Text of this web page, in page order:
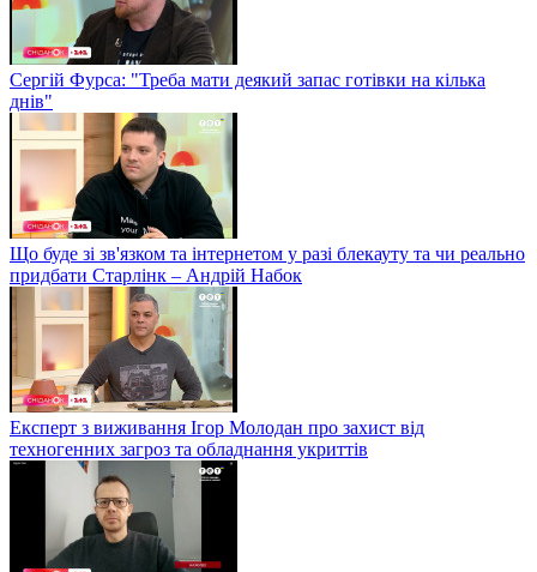
Сергій Фурса: "Треба мати деякий запас готівки на кілька
днів"
Що буде зі зв'язком та інтернетом у разі блекауту та чи реально
придбати Старлінк – Андрій Набок
Експерт з виживання Ігор Молодан про захист від
техногенних загроз та обладнання укриттів